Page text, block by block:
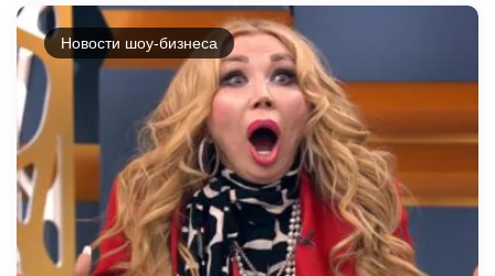
Новости шоу-бизнеса